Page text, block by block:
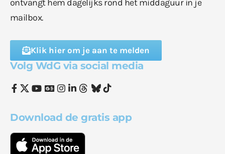
ontvangt hem dagelijks rond het middaguur in je
mailbox.
Klik hier om je aan te melden
Volg WdG via social media
Download de gratis app